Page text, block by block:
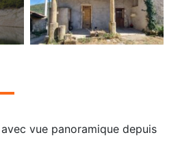
vue panoramique depuis